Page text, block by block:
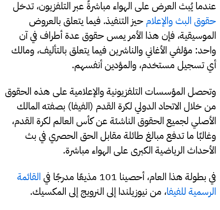
عندما يُبث العرض على الهواء مباشرةً عبر التلفزيون، تدخل
حقوق البث والإعلامحيز التنفيذ. فيما يتعلق بالعروض
الموسيقية، فإن هذا الأمر يمس حقوق عدة أطراف في آن
واحد: مؤلفي الأغاني والناشرين فيما يتعلق بالتأليف، ومالك
أي تسجيل مستخدم، والمؤدين أنفسهم.
وتحصل المؤسسات التلفزيونية والإعلامية على هذه الحقوق
من خلال الاتحاد الدولي لكرة القدم (الفيفا) بصفته المالك
الأصلي لجميع الحقوق الناشئة عن كأس العالم لكرة القدم،
وغالبًا ما تدفع مبالغ طائلة مقابل الحق الحصري في بث
الأحداث الرياضية الكبرى على الهواء مباشرة.
في بطولة هذا العام، أحصينا 101 مذيعًا مدرجًا في
القائمة
الرسمية للفيفا، من نيوزيلندا إلى النرويج إلى المكسيك.